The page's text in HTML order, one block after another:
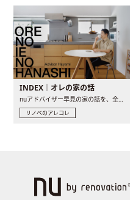
INDEX｜オレの家の話
リノベのアレコレ